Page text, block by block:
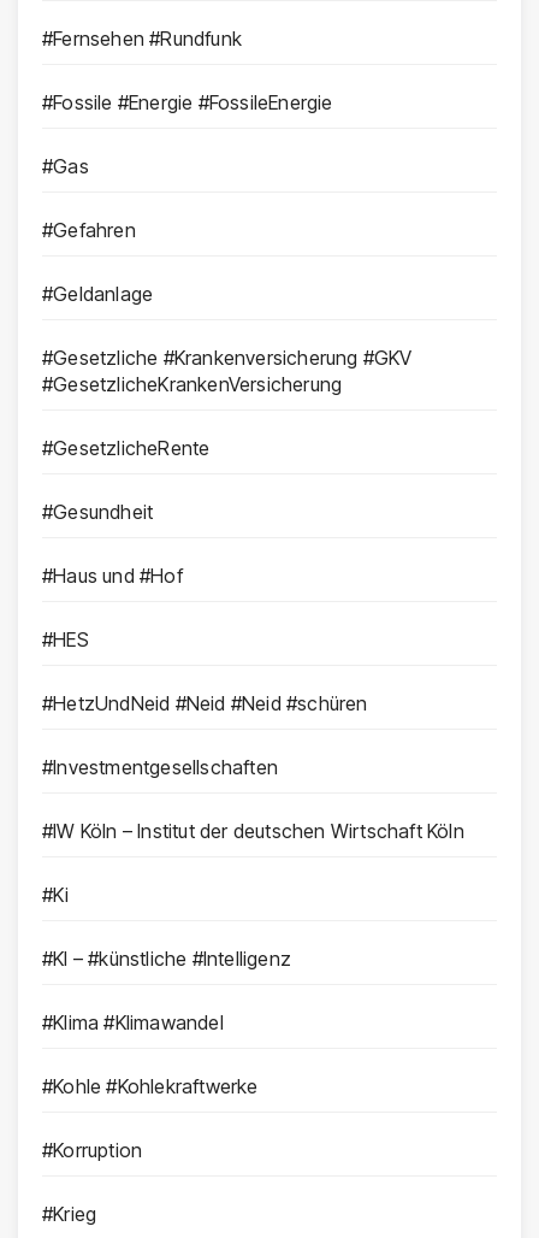
#Fernsehen #Rundfunk
#Fossile #Energie #FossileEnergie
#Gas
#Gefahren
#Geldanlage
#Gesetzliche #Krankenversicherung #GKV
#GesetzlicheKrankenVersicherung
#GesetzlicheRente
#Gesundheit
#Haus und #Hof
#HES
#HetzUndNeid #Neid #Neid #schüren
#Investmentgesellschaften
#IW Köln – Institut der deutschen Wirtschaft Köln
#Ki
#KI – #künstliche #Intelligenz
#Klima #Klimawandel
#Kohle #Kohlekraftwerke
#Korruption
#Krieg